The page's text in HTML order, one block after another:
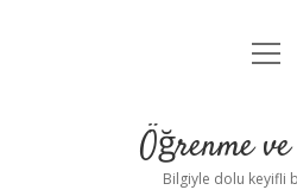
Anasayfa
Yasal
Öğrenme
Bilgiyle dolu keyifli